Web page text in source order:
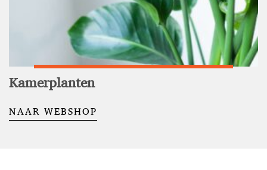
Kamerplanten
NAAR WEBSHOP